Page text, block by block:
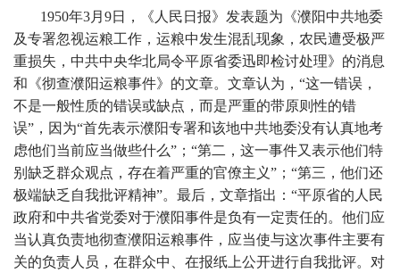
1950年3月9日，《人民日报》发表题为《濮阳中共地委
及专署忽视运粮工作，运粮中发生混乱现象，农民遭受极严
重损失，中共中央华北局令平原省委迅即检讨处理》的消息
和《彻查濮阳运粮事件》的文章。文章认为，“这一错误，
不是一般性质的错误或缺点，而是严重的带原则性的错
误”，因为“首先表示濮阳专署和该地中共地委没有认真地考
虑他们当前应当做些什么”；“第二，这一事件又表示他们特
别缺乏群众观点，存在着严重的官僚主义”；“第三，他们还
极端缺乏自我批评精神”。最后，文章指出：“平原省的人民
政府和中共省党委对于濮阳事件是负有一定责任的。他们应
当认真负责地彻查濮阳运粮事件，应当使与这次事件主要有
关的负责人员，在群众中、在报纸上公开进行自我批评。对